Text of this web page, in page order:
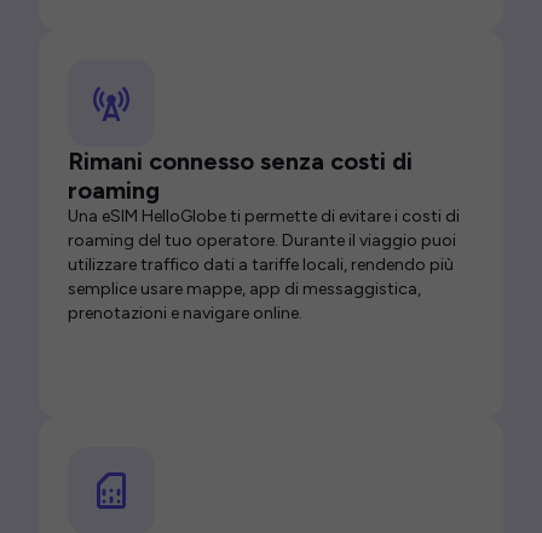
Rimani connesso senza costi di
roaming
Una eSIM HelloGlobe ti permette di evitare i costi di
roaming del tuo operatore. Durante il viaggio puoi
utilizzare traffico dati a tariffe locali, rendendo più
semplice usare mappe, app di messaggistica,
prenotazioni e navigare online.